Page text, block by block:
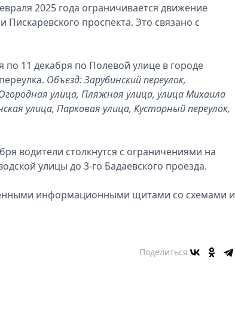
2025 года ограничивается движение
проспекта. Это связано с
по 11 декабря по Полевой улице в городе
Объезд: Зарубинский переулок,
улица, Пляжная улица, улица Михаила
улица, Парковая улица, Кустарный переулок,
водители столкнутся с ограничениями на
улицы до 3-го Бадаевского проезда.
информационными щитами со схемами и
Поделиться